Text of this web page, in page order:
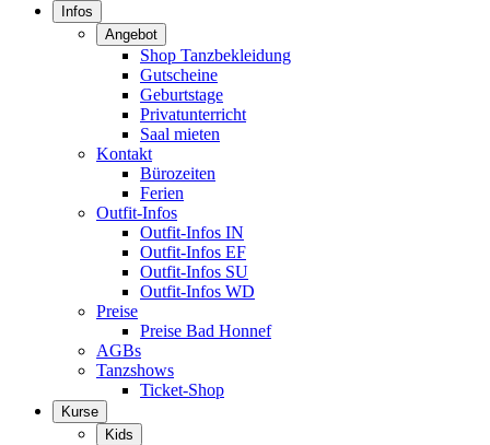
Infos
Angebot
Shop Tanzbekleidung
Gutscheine
Geburtstage
Privatunterricht
Saal mieten
Kontakt
Bürozeiten
Ferien
Outfit-Infos
Outfit-Infos IN
Outfit-Infos EF
Outfit-Infos SU
Outfit-Infos WD
Preise
Preise Bad Honnef
AGBs
Tanzshows
Ticket-Shop
Kurse
Kids